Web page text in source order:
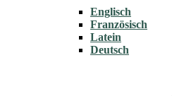
Englisch
Französisch
Latein
Deutsch